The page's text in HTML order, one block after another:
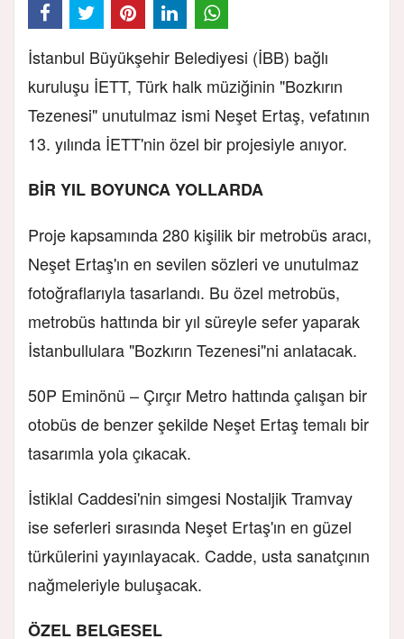
İstanbul Büyükşehir Belediyesi (İBB) bağlı
kuruluşu İETT, Türk halk müziğinin "Bozkırın
Tezenesi" unutulmaz ismi Neşet Ertaş, vefatının
13. yılında İETT'nin özel bir projesiyle anıyor.
BİR YIL BOYUNCA YOLLARDA
Proje kapsamında 280 kişilik bir metrobüs aracı,
Neşet Ertaş'ın en sevilen sözleri ve unutulmaz
fotoğraflarıyla tasarlandı. Bu özel metrobüs,
metrobüs hattında bir yıl süreyle sefer yaparak
İstanbullulara "Bozkırın Tezenesi"ni anlatacak.
50P Eminönü – Çırçır Metro hattında çalışan bir
otobüs de benzer şekilde Neşet Ertaş temalı bir
tasarımla yola çıkacak.
İstiklal Caddesi'nin simgesi Nostaljik Tramvay
ise seferleri sırasında Neşet Ertaş'ın en güzel
türkülerini yayınlayacak. Cadde, usta sanatçının
nağmeleriyle buluşacak.
ÖZEL BELGESEL